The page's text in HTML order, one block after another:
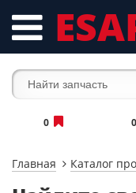
0 0
Главная Каталог